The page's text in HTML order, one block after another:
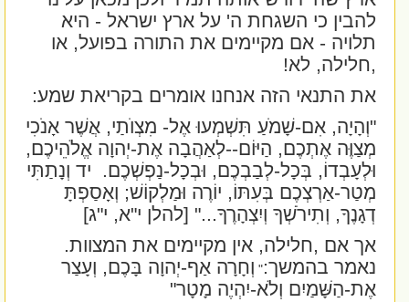
להבין כי השגחת ה' על ארץ ישראל - היא
תלויה - אם מקיימים את התורה בפועל, או
,חלילה, לא!
את התנאי הזה אנחנו אומרים בקריאת שמע:
"וְהָיָה, אִם-שָׁמֹעַ תִּשְׁמְעוּ אֶל- מִצְוֺתַי, אֲשֶׁר אָנֹכִי
מְצַוֶּה אֶתְכֶם, הַיּוֹם--לְאַהֲבָה אֶת-יְהוָה אֱלֹהֵיכֶם,
וּלְעָבְדוֹ, בְּכָל-לְבַבְכֶם, וּבְכָל-נַפְשְׁכֶם. יד וְנָתַתִּי
מְטַר-אַרְצְכֶם בְּעִתּוֹ, יוֹרֶה וּמַלְקוֹשׁ; וְאָסַפְתָּ
דְגָנֶךָ, וְתִירֹשְׁךָ וְיִצְהָרֶךָ..." [להלן י"א, י"ג]
אך אם ,חלילה, אין מקיימים את המצוות.
נאמר בהמשך:"וְחָרָה אַף-יְהוָה בָּכֶם, וְעָצַר
אֶת-הַשָּׁמַיִם וְלֹא-יִהְיֶה מָטָר"